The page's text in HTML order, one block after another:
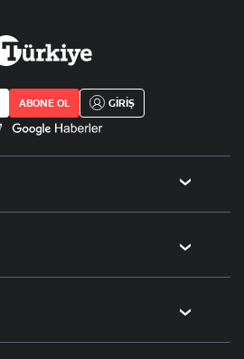
ABONE OL GİRİŞ